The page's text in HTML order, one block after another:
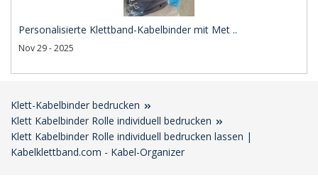
Personalisierte Klettband-Kabelbinder mit Met ..
Nov 29 - 2025
Klett-Kabelbinder bedrucken
Klett Kabelbinder Rolle individuell bedrucken
Klett Kabelbinder Rolle individuell bedrucken lassen |
Kabelklettband.com - Kabel-Organizer